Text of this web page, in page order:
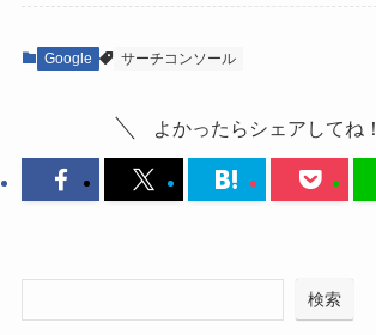
Google サーチコンソール
よかったらシェアしてね！
検索